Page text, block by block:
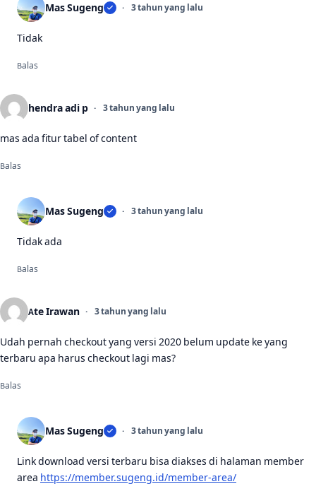
Mas Sugeng 3 tahun yang lalu
Tidak
Balas
hendra adi p 3 tahun yang lalu
mas ada fitur tabel of content
Balas
Mas Sugeng 3 tahun yang lalu
Tidak ada
Balas
Ate Irawan 3 tahun yang lalu
Udah pernah checkout yang versi 2020 belum update ke yang
terbaru apa harus checkout lagi mas?
Balas
Mas Sugeng 3 tahun yang lalu
Link download versi terbaru bisa diakses di halaman member
area https://member.sugeng.id/member-area/